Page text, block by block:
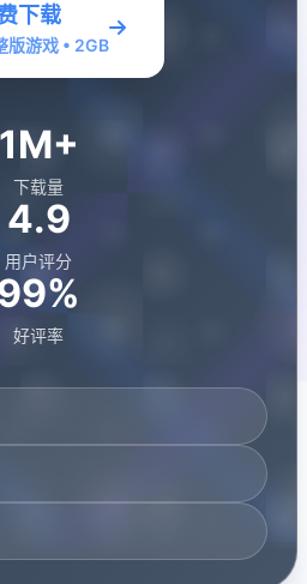
下载
版游戏 • 2GB
1M+
下载量
4.9
用户评分
好评率